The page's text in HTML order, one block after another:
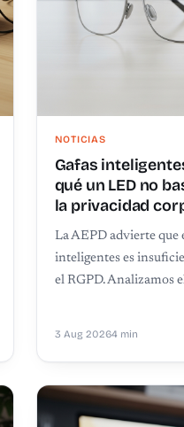
NOTICIAS
Gafas
qué un LED no
la privacidad
La AEPD advierte que
inteligentes es
el RGPD. Analizamos
3 Aug 20264 min